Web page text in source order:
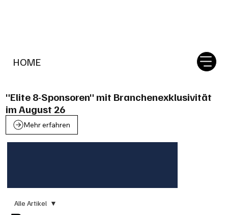
HOME
"Elite 8-Sponsoren" mit Branchenexklusivität
im August 26
Mehr erfahren
Alle Artikel